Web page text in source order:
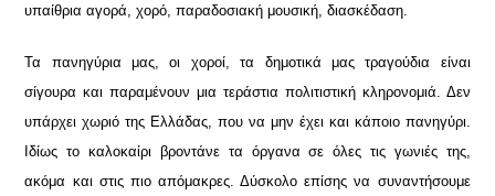
υπαίθρια αγορά, χορό, παραδοσιακή μουσική, διασκέδαση.
Τα πανηγύρια μας, οι χοροί, τα δημοτικά μας τραγούδια είναι
σίγουρα και παραμένουν μια τεράστια πολιτιστική κληρονομιά. Δεν
υπάρχει χωριό της Ελλάδας, που να μην έχει και κάποιο πανηγύρι.
Ιδίως το καλοκαίρι βροντάνε τα όργανα σε όλες τις γωνιές της,
ακόμα και στις πιο απόμακρες. Δύσκολο επίσης να συναντήσουμε